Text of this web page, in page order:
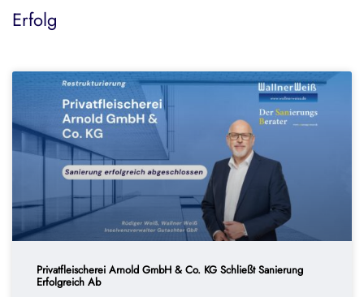
Erfolg
Privatfleischerei Arnold GmbH & Co. KG Schließt Sanierung
Erfolgreich Ab